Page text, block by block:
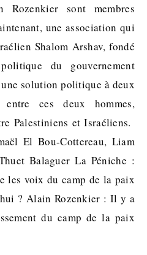
une association qui
Shalom Arshav, fondé
du gouvernement
solution politique à deux
ces deux hommes,
Palestiniens et Israéliens.
El Bou-Cottereau, Liam
Balaguer La Péniche :
les voix du camp de la paix
? Alain Rozenkier : Il y a
du camp de la paix